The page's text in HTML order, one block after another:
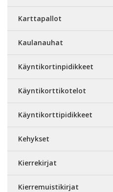
Karttapallot
Kaulanauhat
Käyntikortinpidikkeet
Käyntikorttikotelot
Käyntikorttipidikkeet
Kehykset
Kierrekirjat
Kierremuistikirjat